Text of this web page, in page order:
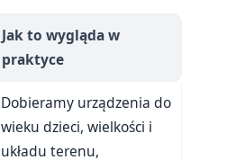
Jak to wygląda w
praktyce
Dobieramy urządzenia do
wieku dzieci, wielkości i
układu terenu,